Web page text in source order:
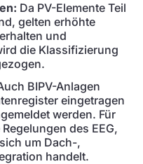
Da PV-Elemente Teil
gelten erhöhte
und
die Klassifizierung
BIPV-Anlagen
eingetragen
werden. Für
des EEG,
um Dach-,
handelt.